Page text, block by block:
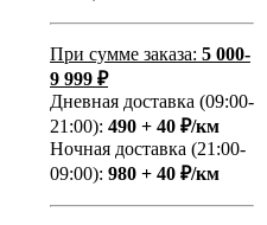
При сумме заказа: 5 000-
9 999 ₽
Дневная доставка (09:00-
21:00): 490 + 40 ₽/км
Ночная доставка (21:00-
09:00): 980 + 40 ₽/км